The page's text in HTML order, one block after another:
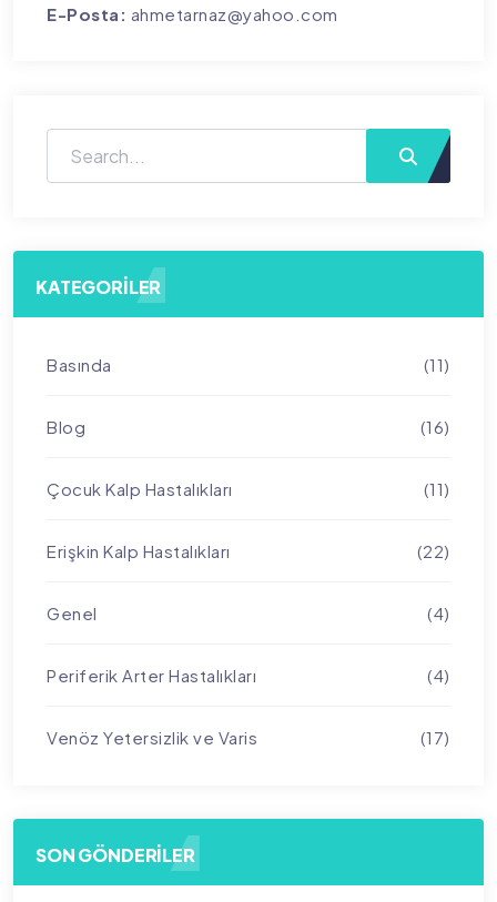
E-Posta: ahmetarnaz@yahoo.com
KATEGORILER
Basında (11)
Blog (16)
Çocuk Kalp Hastalıkları (11)
Erişkin Kalp Hastalıkları (22)
Genel (4)
Periferik Arter Hastalıkları (4)
Venöz Yetersizlik ve Varis (17)
SON GÖNDERILER